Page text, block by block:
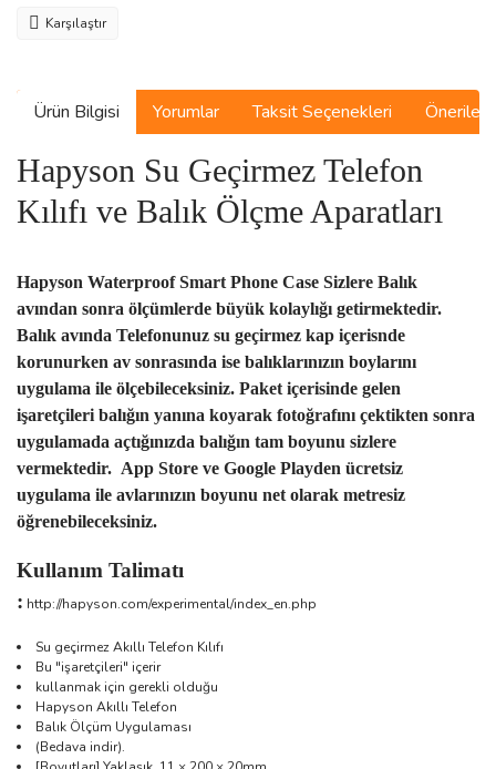
Karşılaştır
Ürün Bilgisi Yorumlar Taksit Seçenekleri
Hapyson Su Geçirmez Telefon
Kılıfı ve Balık Ölçme Aparatları
Hapyson Waterproof Smart Phone Case Sizlere Balık
avından sonra ölçümlerde büyük kolaylığı getirmektedir.
Balık avında Telefonunuz su geçirmez kap içerisnde
korunurken av sonrasında ise balıklarınızın boylarını
uygulama ile ölçebileceksiniz. Paket içerisinde gelen
işaretçileri balığın yanına koyarak fotoğrafını çektikten sonra
uygulamada açtığınızda balığın tam boyunu sizlere
vermektedir. App Store ve Google Playden ücretsiz
uygulama ile avlarınızın boyunu net olarak metresiz
öğrenebileceksiniz.
Kullanım Talimatı
: http://hapyson.com/experimental/index_en.php
Su geçirmez Akıllı Telefon Kılıfı
Bu "işaretçileri" içerir
kullanmak için gerekli olduğu
Hapyson Akıllı Telefon
Balık Ölçüm Uygulaması
(Bedava indir).